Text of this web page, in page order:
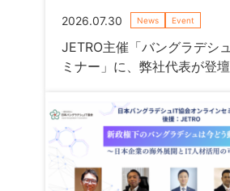
2026.07.30 News Event
JETRO主催「バングラデシ
ミナー」に、弊社代表が登